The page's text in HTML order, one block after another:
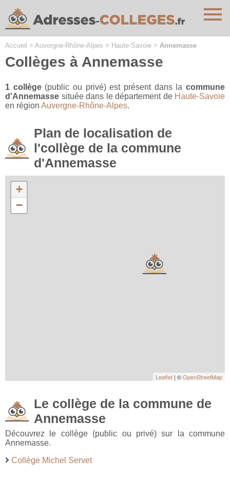
Accueil > Auvergne-Rhône-Alpes > Haute-Savoie > Annemasse
Collèges à Annemasse
1 collège(public ou privé) est présent dans lacommune
d'Annemasse située dans le département de Haute-Savoie
en région Auvergne-Rhône-Alpes.
Plan de localisation de
l'collège de la commune
d'Annemasse
+
−
Leaflet | ©OpenStreetMap
Le collège de la commune de
Annemasse
Découvrez le collège (public ou privé) sur la commune
Annemasse.
Collège Michel Servet